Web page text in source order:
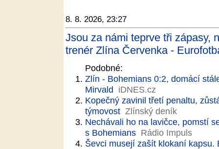
8. 8. 2026, 23:27
Jsou za námi teprve tři zápasy,
trenér Zlína Červenka -
Podobné:
Zlín - Bohemians 0:2, domácí
Mirvald iDNES.cz
Kopečný zavinil třetí penaltu,
týmovost Zlínský deník
Nechávali ho na lavičce, pomstí
s Bohemians Rádio Impuls
Ševci musejí zašít klokaní kapsu.